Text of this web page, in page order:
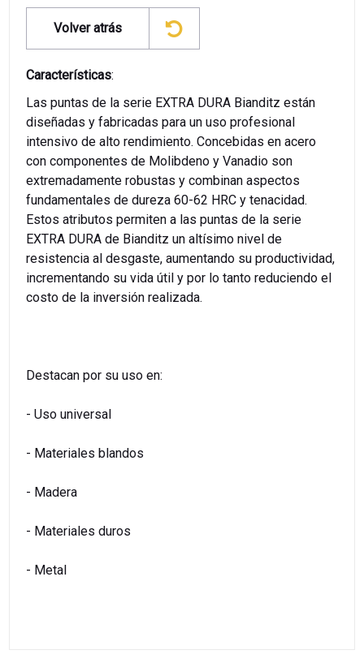
Volver atrás
Características:
Las puntas de la serie EXTRA DURA Bianditz están
diseñadas y fabricadas para un uso profesional
intensivo de alto rendimiento. Concebidas en acero
con componentes de Molibdeno y Vanadio son
extremadamente robustas y combinan aspectos
fundamentales de dureza 60-62 HRC y tenacidad.
Estos atributos permiten a las puntas de la serie
EXTRA DURA de Bianditz un altísimo nivel de
resistencia al desgaste, aumentando su productividad,
incrementando su vida útil y por lo tanto reduciendo el
costo de la inversión realizada.
Destacan por su uso en:
- Uso universal
- Materiales blandos
- Madera
- Materiales duros
- Metal